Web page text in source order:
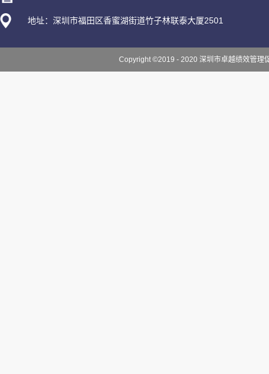
地址：深圳市福田区香蜜湖街道竹子林联泰大厦2501
Copyright ©2019 - 2020 深圳市卓越绩效管理